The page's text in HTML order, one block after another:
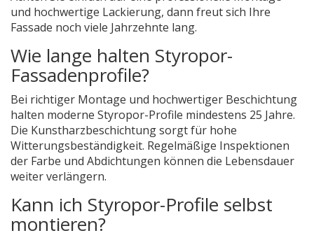
und hochwertige Lackierung, dann freut sich Ihre
Fassade noch viele Jahrzehnte lang.
Wie lange halten Styropor-
Fassadenprofile?
Bei richtiger Montage und hochwertiger Beschichtung
halten moderne Styropor-Profile mindestens 25 Jahre.
Die Kunstharzbeschichtung sorgt für hohe
Witterungsbeständigkeit. Regelmäßige Inspektionen
der Farbe und Abdichtungen können die Lebensdauer
weiter verlängern.
Kann ich Styropor-Profile selbst
montieren?